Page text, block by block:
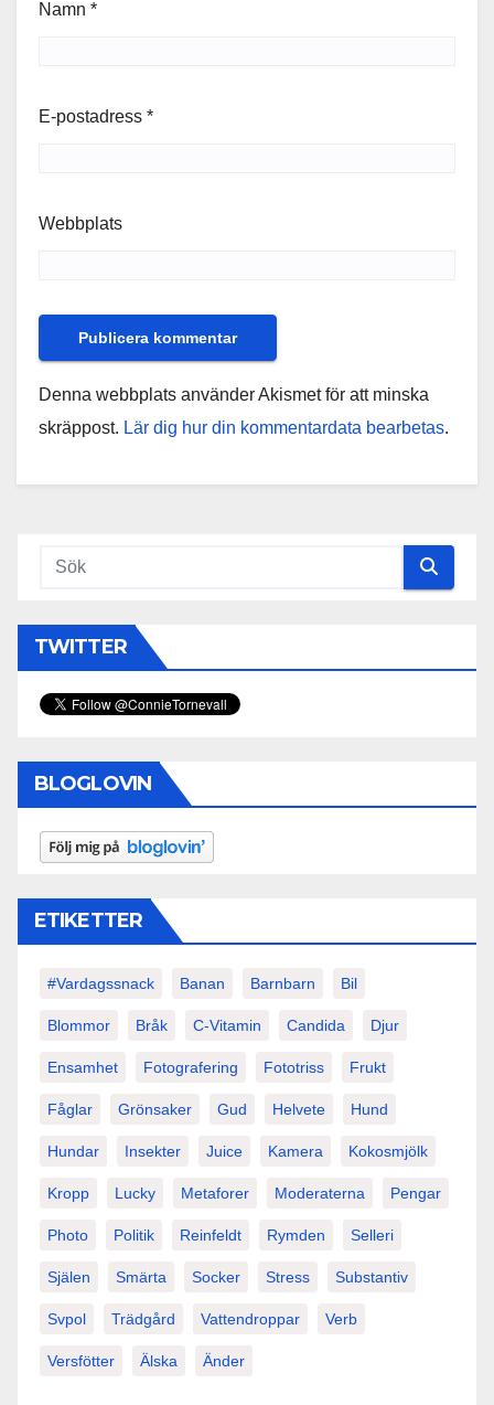
Namn *
E-postadress *
Webbplats
Denna webbplats använder Akismet för att minska
skräppost. Lär dig hur din kommentardata bearbetas.
TWITTER
BLOGLOVIN
ETIKETTER
#vardagssnack Banan Barnbarn Bil
Blommor Bråk C-Vitamin Candida Djur
Ensamhet Fotografering Fototriss Frukt
Fåglar Grönsaker Gud Helvete Hund
Hundar Insekter Juice Kamera Kokosmjölk
Kropp Lucky Metaforer Moderaterna Pengar
Photo Politik Reinfeldt Rymden Selleri
Själen Smärta Socker Stress Substantiv
Svpol Trädgård Vattendroppar Verb
Versfötter Älska Änder